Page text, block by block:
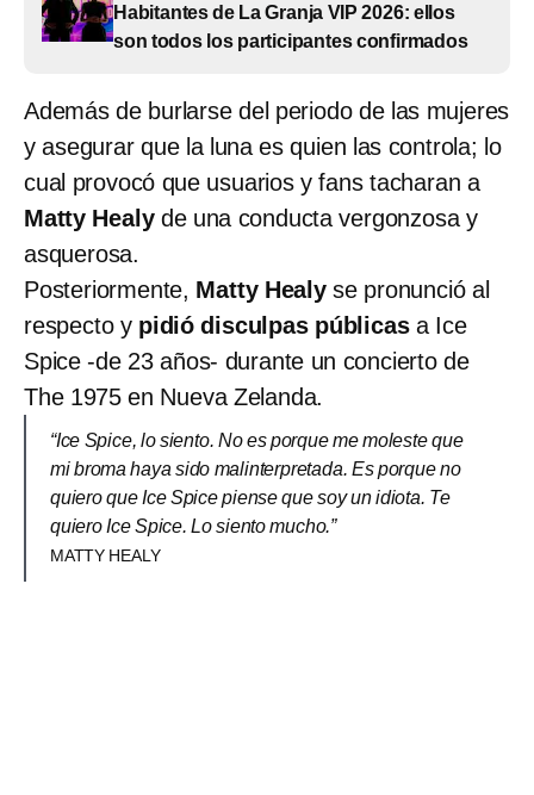
Habitantes de La Granja VIP 2026: ellos
son todos los participantes confirmados
Además de burlarse del periodo de las mujeres
y asegurar que la luna es quien las controla; lo
cual provocó que usuarios y fans tacharan a
Matty Healyde una conducta vergonzosa y
asquerosa.
Posteriormente, Matty Healyse pronunció al
respecto ypidió disculpas públicasa Ice
Spice -de 23 años- durante un concierto de
The 1975 en Nueva Zelanda.
“Ice Spice, lo siento. No es porque me moleste que
mi broma haya sido malinterpretada. Es porque no
quiero que Ice Spice piense que soy un idiota. Te
quiero Ice Spice. Lo siento mucho.”
MATTY HEALY